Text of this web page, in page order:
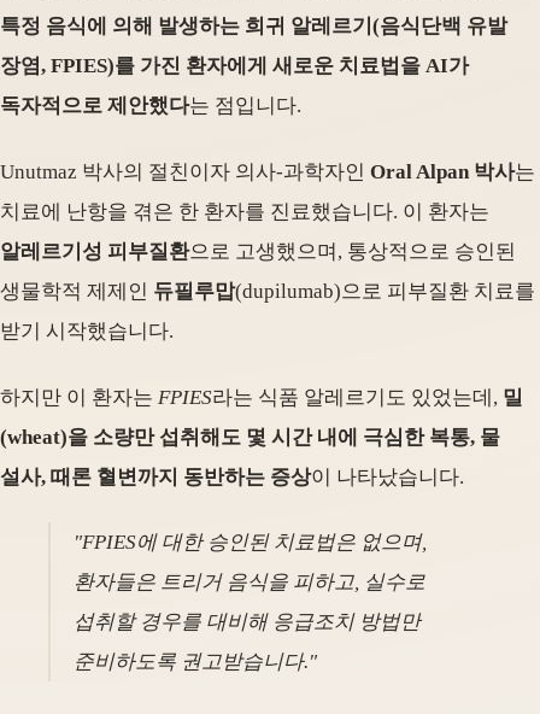
특정 음식에 의해 발생하는 희귀 알레르기(음식단백 유발
장염, FPIES)를 가진 환자에게 새로운 치료법을 AI가
독자적으로 제안했다는 점입니다.
Unutmaz 박사의 절친이자 의사-과학자인 Oral Alpan 박사는
치료에 난항을 겪은 한 환자를 진료했습니다. 이 환자는
알레르기성 피부질환으로 고생했으며, 통상적으로 승인된
생물학적 제제인 듀필루맙(dupilumab)으로 피부질환 치료를
받기 시작했습니다.
하지만 이 환자는 FPIES라는 식품 알레르기도 있었는데, 밀
(wheat)을 소량만 섭취해도 몇 시간 내에 극심한 복통, 물
설사, 때론 혈변까지 동반하는 증상이 나타났습니다.
"FPIES에 대한 승인된 치료법은 없으며,
환자들은 트리거 음식을 피하고, 실수로
섭취할 경우를 대비해 응급조치 방법만
준비하도록 권고받습니다."